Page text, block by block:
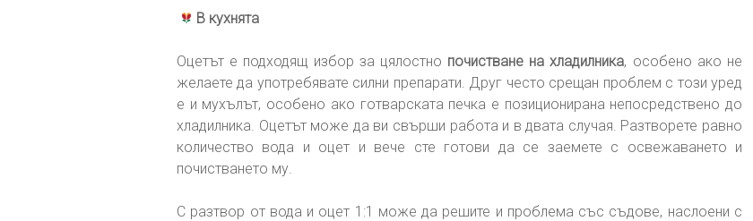
В кухнята
Оцетът е подходящ избор за цялостно почистване на хладилника, особено ако не
желаете да употребявате силни препарати. Друг често срещан проблем с този уред
е и мухълът, особено ако готварската печка е позиционирана непосредствено до
хладилника. Оцетът може да ви свърши работа и в двата случая. Разтворете равно
количество вода и оцет и вече сте готови да се заемете с освежаването и
почистването му.
С разтвор от вода и оцет 1:1 може да решите и проблема със съдове, наслоени с